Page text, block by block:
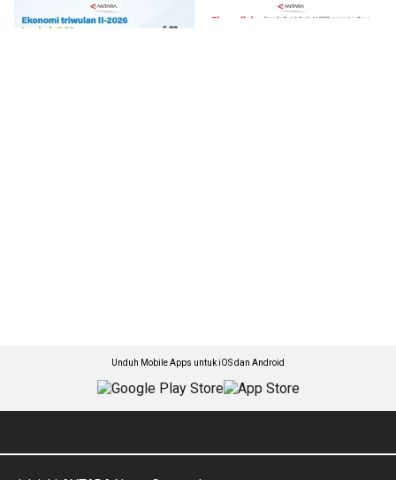
Unduh Mobile Apps untuk iOS dan Android